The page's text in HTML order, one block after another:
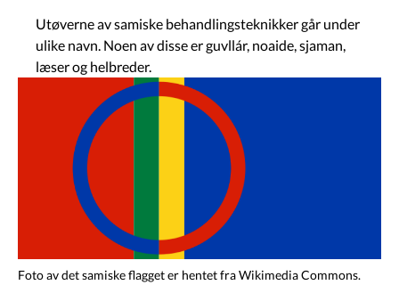
Utøverne av samiske behandlingsteknikker går under
ulike navn. Noen av disse er guvllár, noaide, sjaman,
læser og helbreder.
Foto av det samiske flagget er hentet fra Wikimedia Commons.